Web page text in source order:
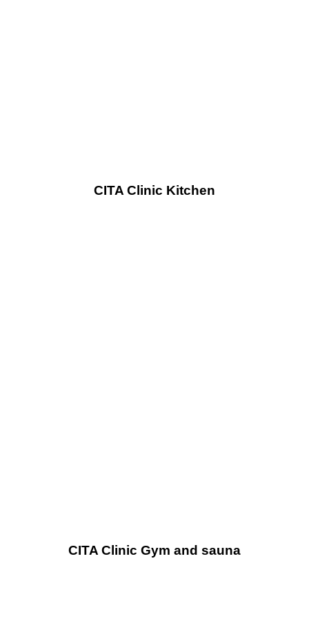
CITA Clinic Kitchen
CITA Clinic Gym and sauna